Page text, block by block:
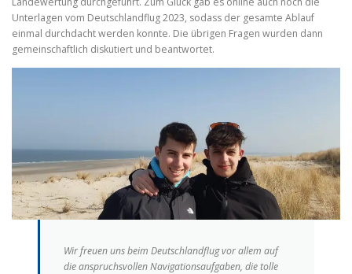
Unterlagen vom Deutschlandflug 2023, sodass der gesamte Ablauf
einmal durchdacht werden konnte. Die übrigen Fragen wurden dann
gemeinschaftlich diskutiert und beantwortet.
Wir freuen uns beim Deutschlandflug vor allem auf
die anspruchsvollen Navigationsaufgaben, die tolle